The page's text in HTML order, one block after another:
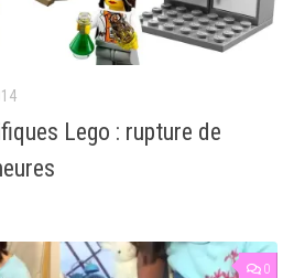
Lego : rupture de
0